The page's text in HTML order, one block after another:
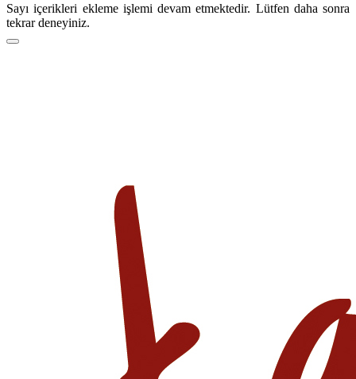
Sayı içerikleri ekleme işlemi devam etmektedir. Lütfen daha sonra
tekrar deneyiniz.